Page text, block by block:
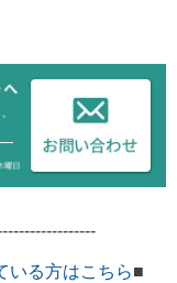
いる方はこちら■